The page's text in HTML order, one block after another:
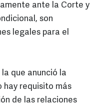
ante la Corte y
son
legales para el
que anunció la
hay requisito más
de las relaciones